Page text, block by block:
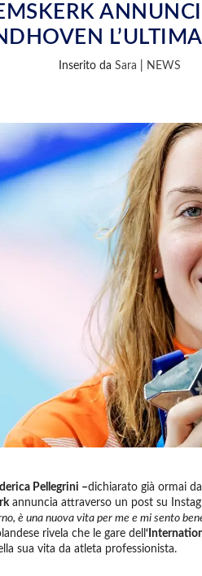
Inserito daSara NEWS
Pellegrini –dichiarato già ormai
annuncia attraverso un post su
è una nuova vita per me e mi sento
rivela che le gare dell
sua vita da atleta professionista.